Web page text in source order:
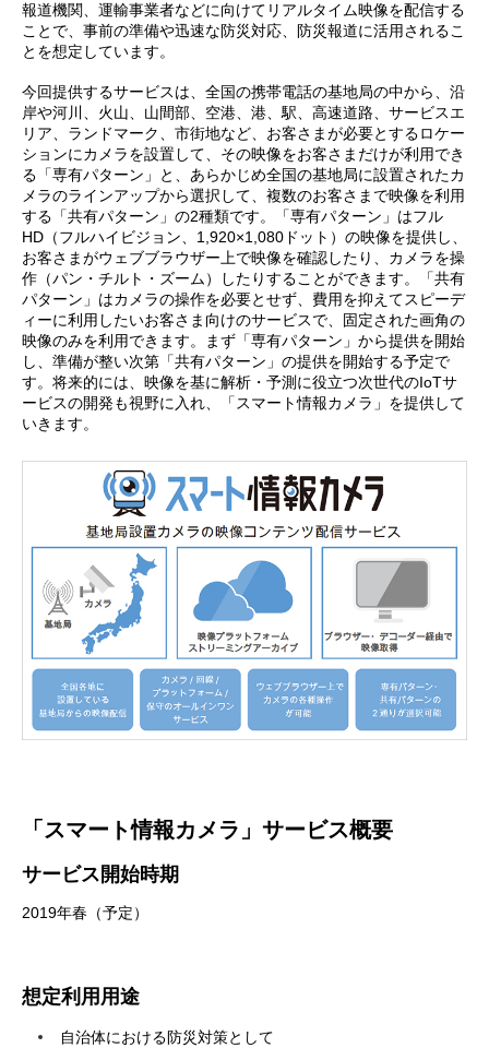
報道機関、運輸事業者などに向けてリアルタイム映像を配信する
ことで、事前の準備や迅速な防災対応、防災報道に活用されるこ
とを想定しています。
今回提供するサービスは、全国の携帯電話の基地局の中から、沿
岸や河川、火山、山間部、空港、港、駅、高速道路、サービスエ
リア、ランドマーク、市街地など、お客さまが必要とするロケー
ションにカメラを設置して、その映像をお客さまだけが利用でき
る「専有パターン」と、あらかじめ全国の基地局に設置されたカ
メラのラインアップから選択して、複数のお客さまで映像を利用
する「共有パターン」の2種類です。「専有パターン」はフル
HD（フルハイビジョン、1,920×1,080ドット）の映像を提供し、
お客さまがウェブブラウザー上で映像を確認したり、カメラを操
作（パン・チルト・ズーム）したりすることができます。「共有
パターン」はカメラの操作を必要とせず、費用を抑えてスピーデ
ィーに利用したいお客さま向けのサービスで、固定された画角の
映像のみを利用できます。まず「専有パターン」から提供を開始
し、準備が整い次第「共有パターン」の提供を開始する予定で
す。将来的には、映像を基に解析・予測に役立つ次世代のIoTサ
ービスの開発も視野に入れ、「スマート情報カメラ」を提供して
いきます。
「スマート情報カメラ」サービス概要
サービス開始時期
2019年春（予定）
想定利用用途
自治体における防災対策として